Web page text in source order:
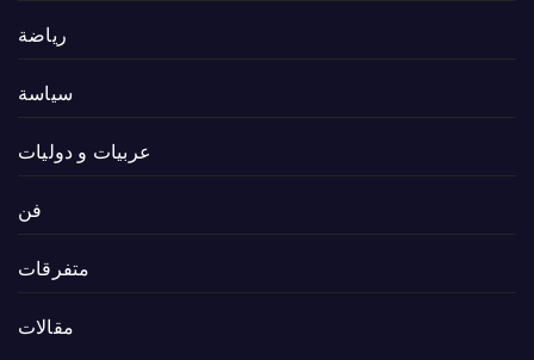
رياضة
سياسة
عربيات و دوليات
فن
متفرقات
مقالات